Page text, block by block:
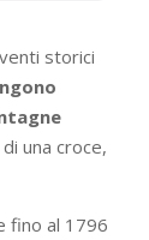
storici
una croce,
fino al 1796